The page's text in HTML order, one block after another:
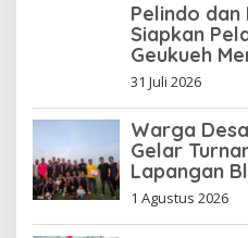
Pelindo dan
Siapkan
Geukueh
31 Juli 2026
Warga
Gelar
Lapangan
1 Agustus 2026